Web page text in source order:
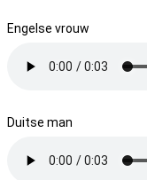
Engelse vrouw
Duitse man